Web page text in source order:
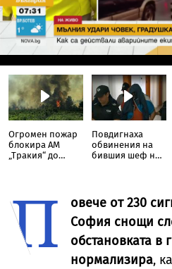
Огромен пожар
блокира АМ
„Тракия“ до
Повдигнаха
обвинения на
бившия шеф на
П
овече от 230
София снощи
обстановката в
нормализира,